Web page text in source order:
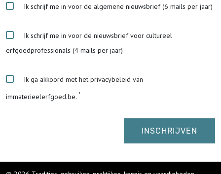
Ik schrijf me in voor de algemene nieuwsbrief (6 mails per jaar)
Ik schrijf me in voor de nieuwsbrief voor cultureel
erfgoedprofessionals (4 mails per jaar)
Ik ga akkoord met het privacybeleid van
immaterieelerfgoed.be.